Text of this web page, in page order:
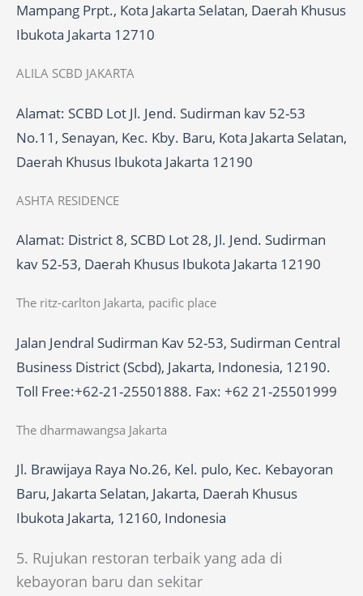
Mampang Prpt., Kota Jakarta Selatan, Daerah Khusus
Ibukota Jakarta 12710
ALILA SCBD JAKARTA
Alamat: SCBD Lot Jl. Jend. Sudirman kav 52-53
No.11, Senayan, Kec. Kby. Baru, Kota Jakarta Selatan,
Daerah Khusus Ibukota Jakarta 12190
ASHTA RESIDENCE
Alamat: District 8, SCBD Lot 28, Jl. Jend. Sudirman
kav 52-53, Daerah Khusus Ibukota Jakarta 12190
The ritz-carlton Jakarta, pacific place
Jalan Jendral Sudirman Kav 52-53, Sudirman Central
Business District (Scbd), Jakarta, Indonesia, 12190.
Toll Free:+62-21-25501888. Fax: +62 21-25501999
The dharmawangsa Jakarta
Jl. Brawijaya Raya No.26, Kel. pulo, Kec. Kebayoran
Baru, Jakarta Selatan, Jakarta, Daerah Khusus
Ibukota Jakarta, 12160, Indonesia
5. Rujukan restoran terbaik yang ada di
kebayoran baru dan sekitar